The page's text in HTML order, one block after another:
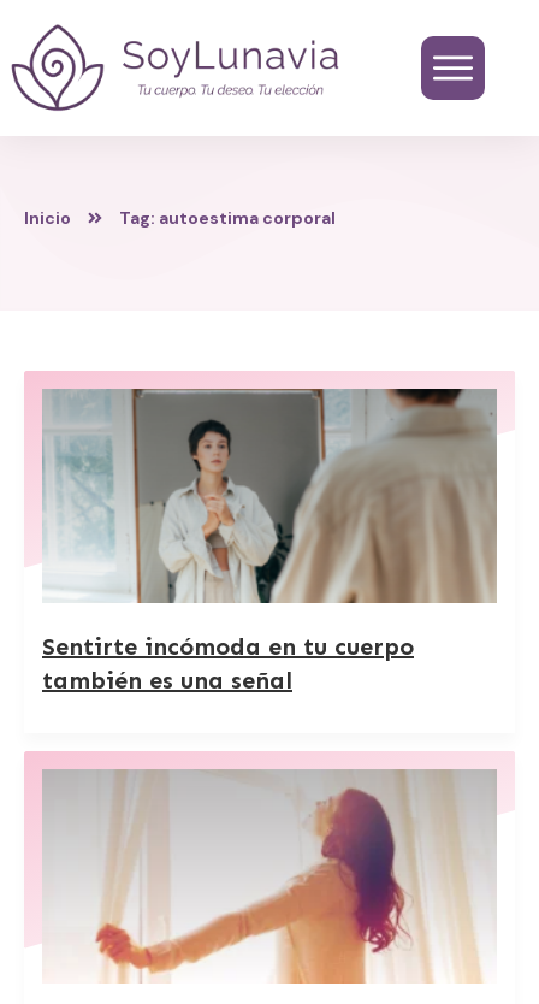
Inicio Tag: autoestima corporal
Sentirte incómoda en tu cuerpo
también es una señal